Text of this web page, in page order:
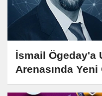
İsmail Ögeday'a
Arenasında Yeni